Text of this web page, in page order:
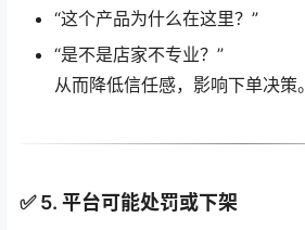
“这个产品为什么在这里？”
“是不是店家不专业？”
从而降低信任感，影响下单决策。
✅ 5. 平台可能处罚或下架